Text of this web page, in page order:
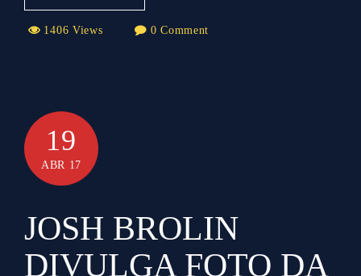
1406 Views 0 Comment
19
ABR 17
JOSH BROLIN
DIVULGA FOTO DA